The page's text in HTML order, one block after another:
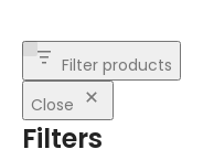
Filter products
Close
Filters